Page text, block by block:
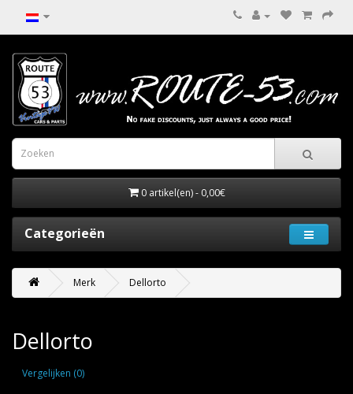
0 artikel(en) - 0,00€
Categorieën
Merk Dellorto
Dellorto
Vergelijken (0)